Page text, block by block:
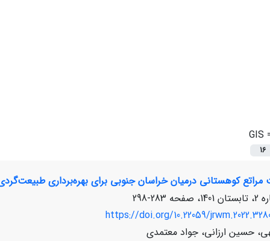
GIS
16
مراتع کوهستانی درمیان خراسان جنوبی برای بهره‌‌برداری
283-298
https://doi.org/10.22059/
حسین ارزانی، جواد معتمدی